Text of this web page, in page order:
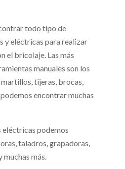
todo tipo de
y eléctricas para realizar
el bricolaje. Las más
manuales son los
tijeras, brocas,
encontrar muchas
eléctricas podemos
taladros, grapadoras,
más.